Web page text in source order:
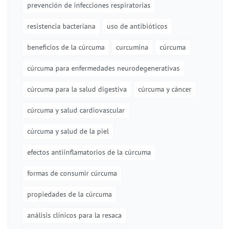
prevención de infecciones respiratorias
resistencia bacteriana uso de antibióticos
beneficios de la cúrcuma curcumina cúrcuma
cúrcuma para enfermedades neurodegenerativas
cúrcuma para la salud digestiva cúrcuma y cáncer
cúrcuma y salud cardiovascular
cúrcuma y salud de la piel
efectos antiinflamatorios de la cúrcuma
formas de consumir cúrcuma
propiedades de la cúrcuma
análisis clínicos para la resaca